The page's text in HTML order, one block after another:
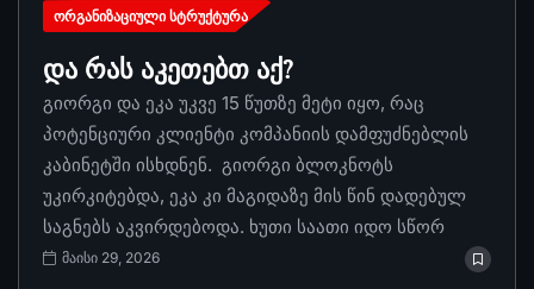
ᲝᲠᲒᲐᲜᲘᲖᲐᲪᲘᲣᲚᲘ ᲡᲢᲠᲣᲥᲢᲣᲠᲐ
და რას აკეთებთ აქ?
გიორგი და ეკა უკვე 15 წუთზე მეტი იყო, რაც
პოტენციური კლიენტი კომპანიის დამფუძნებლის
კაბინეტში ისხდნენ. გიორგი ბლოკნოტს
უკირკიტებდა, ეკა კი მაგიდაზე მის წინ დადებულ
საგნებს აკვირდებოდა. ხუთი საათი იდო სწორ
მაისი 29, 2026